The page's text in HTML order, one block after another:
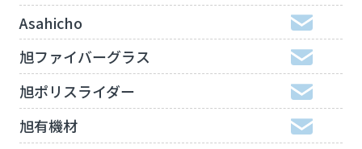
Asahicho
旭ファイバーグラス
旭ポリスライダー
旭有機材